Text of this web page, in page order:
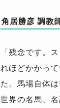
角居勝彦 調教
「残念です。
れほどかかっ
た。馬場自体
世界の名馬、